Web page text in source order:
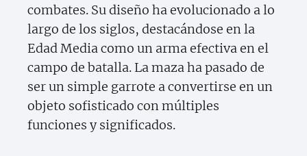
combates. Su diseño ha evolucionado a lo
largo de los siglos, destacándose en la
Edad Media como un arma efectiva en el
campo de batalla. La maza ha pasado de
ser un simple garrote a convertirse en un
objeto sofisticado con múltiples
funciones y significados.